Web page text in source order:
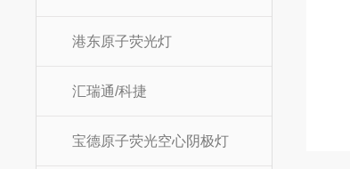
港东原子荧光灯
汇瑞通/科捷
宝德原子荧光空心阴极灯